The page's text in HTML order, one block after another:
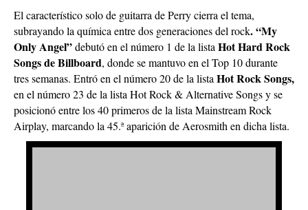
El característico solo de guitarra de Perry cierra el tema,
subrayando la química entre dos generaciones del rock. “My
Only Angel”debutó en el número 1 de la lista Hot Hard Rock
Songs de Billboard, donde se mantuvo en el Top 10 durante
tres semanas. Entró en el número 20 de la lista Hot Rock Songs,
en el número 23 de la lista Hot Rock & Alternative Songs y se
posicionó entre los 40 primeros de la lista Mainstream Rock
Airplay, marcando la 45.ª aparición de Aerosmith en dicha lista.